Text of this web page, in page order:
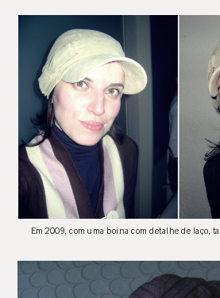
Em 2009, com uma boina com detalhe de laço,